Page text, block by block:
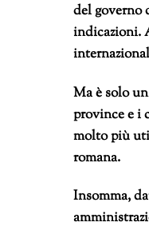
del governo
indicazioni.
Ma è solo
province e i
molto più
romana.
Insomma,